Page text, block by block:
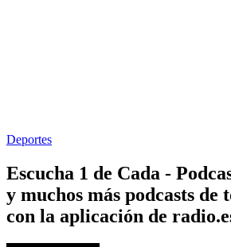
Deportes
Escucha 1 de Cada -
y muchos más podcasts de
con la aplicación de